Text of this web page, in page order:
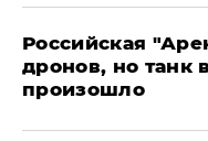
​Российская
дронов, но танк
произошло